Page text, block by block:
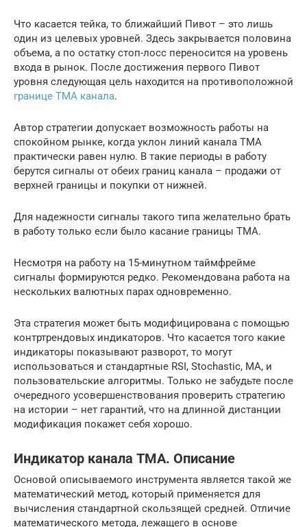
Что касается тейка, то ближайший Пивот – это лишь
один из целевых уровней. Здесь закрывается половина
объема, а по остатку стоп-лосс переносится на уровень
входа в рынок. После достижения первого Пивот
уровня следующая цель находится на противоположной
границе ТМА канала.
Автор стратегии допускает возможность работы на
спокойном рынке, когда уклон линий канала ТМА
практически равен нулю. В такие периоды в работу
берутся сигналы от обеих границ канала – продажи от
верхней границы и покупки от нижней.
Для надежности сигналы такого типа желательно брать
в работу только если было касание границы ТМА.
Несмотря на работу на 15-минутном таймфрейме
сигналы формируются редко. Рекомендована работа на
нескольких валютных парах одновременно.
Эта стратегия может быть модифицирована с помощью
контртрендовых индикаторов. Что касается того какие
индикаторы показывают разворот, то могут
использоваться и стандартные RSI, Stochastic, MA, и
пользовательские алгоритмы. Только не забудьте после
очередного усовершенствования проверить стратегию
на истории – нет гарантий, что на длинной дистанции
модификация покажет себя хорошо.
Индикатор канала TMA. Описание
Основой описываемого инструмента является такой же
математический метод, который применяется для
вычисления стандартной скользящей средней. Отличие
математического метода, лежащего в основе